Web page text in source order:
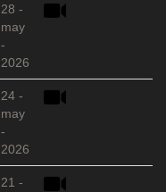
28 -
may
-
2026
24 -
may
-
2026
21 -